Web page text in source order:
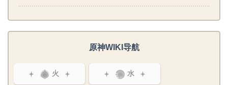
原神WIKI导航
火 水